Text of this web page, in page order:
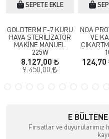
SEPETE EKLE
GOLDTERM F-7 KURU
HAVA STERİLİZATÖR
MAKİNE MANUEL
225W
8.127,00
9.450,00
NOA
VE
124,70
E
Fırsatlar ve duyurularımız